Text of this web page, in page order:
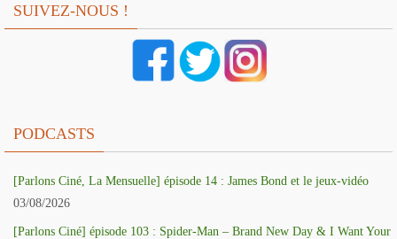
SUIVEZ-NOUS !
PODCASTS
[Parlons Ciné, La Mensuelle] épisode 14 : James Bond et le jeux-vidéo
03/08/2026
[Parlons Ciné] épisode 103 : Spider-Man – Brand New Day & I Want Your